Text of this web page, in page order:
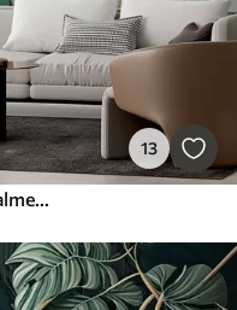
13
Fototapeten Tropische Bananenpalmenblätter nasses Aquarell